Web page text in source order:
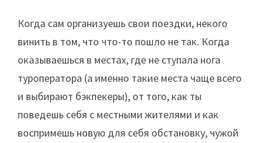
Когда сам организуешь свои поездки, некого
винить в том, что что-то пошло не так. Когда
оказываешься в местах, где не ступала нога
туроператора (а именно такие места чаще всего
и выбирают бэкпекеры), от того, как ты
поведешь себя с местными жителями и как
воспримешь новую для себя обстановку, чужой